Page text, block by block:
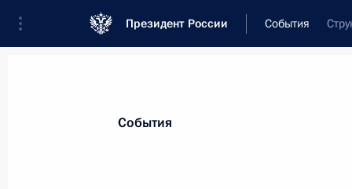
Президент России События
Новости
События